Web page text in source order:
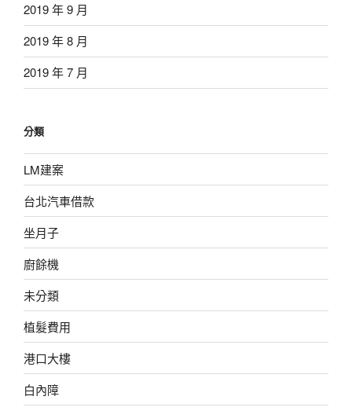
2019 年 9 月
2019 年 8 月
2019 年 7 月
分類
LM建案
台北汽車借款
坐月子
廚餘機
未分類
植髮費用
港口大樓
白內障